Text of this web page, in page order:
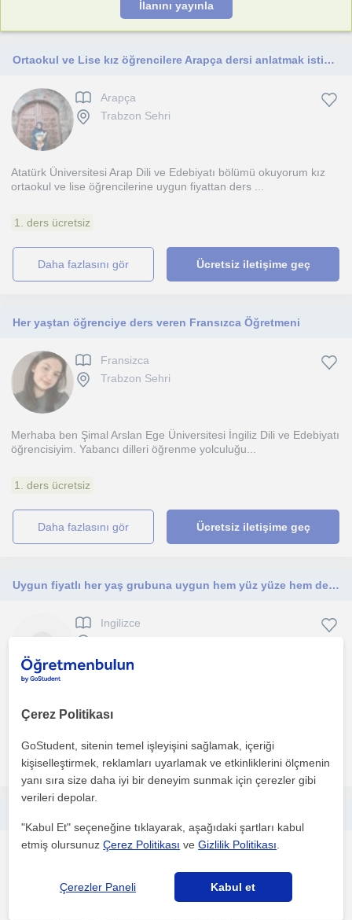
İlanını yayınla
Ortaokul ve Lise kız öğrencilere Arapça dersi anlatmak istiyorum
Arapça
Trabzon Sehri
Atatürk Üniversitesi Arap Dili ve Edebiyatı bölümü okuyorum kız
ortaokul ve lise öğrencilerine uygun fiyattan ders ...
1. ders ücretsiz
daha fazlasını gör Ücretsiz iletişime geç
Her yaştan öğrenciye ders veren Fransızca Öğretmeni
Fransizca
Trabzon Sehri
Merhaba ben Şimal Arslan Ege Üniversitesi İngiliz Dili ve Edebiyatı
öğrencisiyim. Yabancı dilleri öğrenme yolculuğu...
1. ders ücretsiz
daha fazlasını gör Ücretsiz iletişime geç
Uygun fiyatlı her yaş grubuna uygun hem yüz yüze hem de online ders veriyorum
Ingilizce
mezun oldum. Özel Gümüşhane Yabancı Dil Kursunda...
daha fazlasını gör Ücretsiz iletişime geç
Ingilizce
Çerez Politikası
GoStudent, sitenin temel işleyişini sağlamak, içeriği
kişiselleştirmek, reklamları uyarlamak ve etkinliklerini ölçmenin
yanı sıra size daha iyi bir deneyim sunmak için çerezler gibi
verileri depolar.
"Kabul Et" seçeneğine tıklayarak, aşağıdaki şartları kabul
etmiş olursunuzÇerez Politikası veGizlilik Politikası
Çerezler Paneli Kabul et